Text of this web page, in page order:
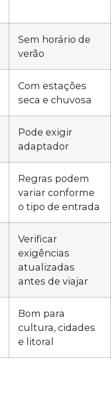
Sem horário de
verão
Com estações
seca e chuvosa
Pode exigir
adaptador
Regras podem
variar conforme
o tipo de entrada
Verificar
exigências
atualizadas
antes de viajar
Bom para
cultura, cidades
e litoral